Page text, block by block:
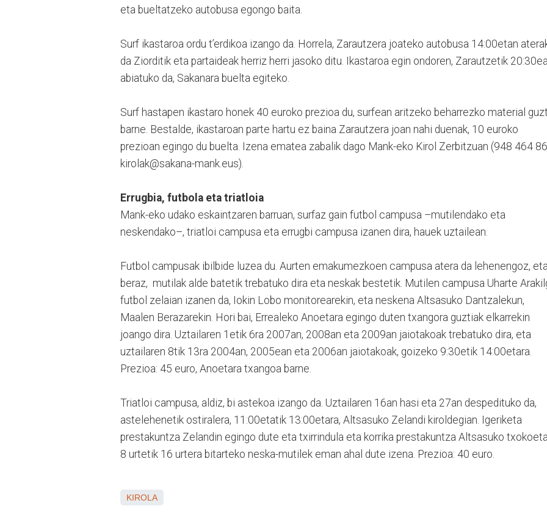
eta bueltatzeko autobusa egongo baita.
Surf ikastaroa ordu t’erdikoa izango da. Horrela, Zarautzera joateko autobusa 14:00etan
da Ziorditik eta partaideak herriz herri jasoko ditu. Ikastaroa egin ondoren, Zarautzetik
abiatuko da, Sakanara buelta egiteko.
Surf hastapen ikastaro honek 40 euroko prezioa du, surfean aritzeko beharrezko material
barne. Bestalde, ikastaroan parte hartu ez baina Zarautzera joan nahi duenak, 10 euroko
prezioan egingo du buelta. Izena ematea zabalik dago Mank-eko Kirol Zerbitzuan (948 464
kirolak@sakana-mank.eus).
Errugbia, futbola eta triatloia
Mank-eko udako eskaintzaren barruan, surfaz gain futbol campusa –mutilendako eta
neskendako–, triatloi campusa eta errugbi campusa izanen dira, hauek uztailean.
Futbol campusak ibilbide luzea du. Aurten emakumezkoen campusa atera da lehenengoz,
beraz, mutilak alde batetik trebatuko dira eta neskak bestetik. Mutilen campusa Uharte
futbol zelaian izanen da, Iokin Lobo monitorearekin, eta neskena Altsasuko Dantzalekun,
Maalen Berazarekin. Hori bai, Errealeko Anoetara egingo duten txangora guztiak elkarrekin
joango dira. Uztailaren 1etik 6ra 2007an, 2008an eta 2009an jaiotakoak trebatuko dira, eta
uztailaren 8tik 13ra 2004an, 2005ean eta 2006an jaiotakoak, goizeko 9:30etik 14:00etara.
Prezioa: 45 euro, Anoetara txangoa barne.
Triatloi campusa, aldiz, bi astekoa izango da. Uztailaren 16an hasi eta 27an despedituko da,
astelehenetik ostiralera, 11:00etatik 13:00etara, Altsasuko Zelandi kiroldegian. Igeriketa
prestakuntza Zelandin egingo dute eta txirrindula eta korrika prestakuntza Altsasuko
8 urtetik 16 urtera bitarteko neska-mutilek eman ahal dute izena. Prezioa: 40 euro.
KIROLA